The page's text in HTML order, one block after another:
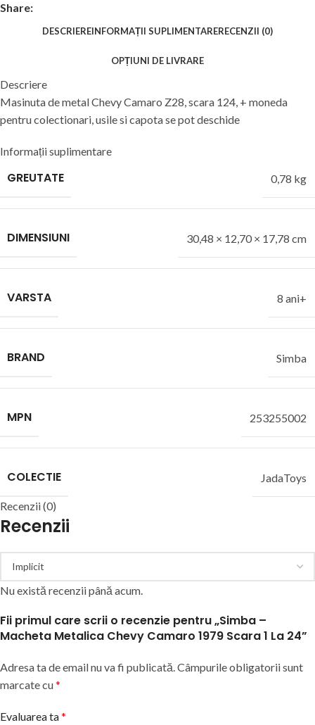
Share:
DESCRIEREINFORMAȚII SUPLIMENTARERECENZII (0)
OPȚIUNI DE LIVRARE
Descriere
Masinuta de metal Chevy Camaro Z28, scara 124, + moneda
pentru colectionari, usile si capota se pot deschide
Informații suplimentare
GREUTATE 0,78 kg
DIMENSIUNI 30,48 × 12,70 × 17,78 cm
VARSTA 8 ani+
BRAND Simba
MPN 253255002
COLECTIE JadaToys
Recenzii (0)
Recenzii
Nu există recenzii până acum.
Fii primul care scrii o recenzie pentru „Simba –
Macheta Metalica Chevy Camaro 1979 Scara 1 La 24”
Adresa ta de email nu va fi publicată.Câmpurile obligatorii sunt
marcate cu*
Evaluarea ta*